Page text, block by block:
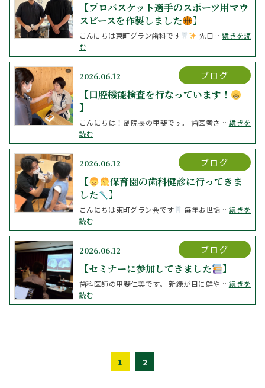
【プロバスケット選手のスポーツ用マウ
スピースを作製しました
】
こんにちは東町グラン歯科です ⁡先日 …続きを読
む
2026.06.12
【口腔機能検査を行なっています！
】
こんにちは！副院長の甲斐です。 歯医者さ …続きを
読む
ブログ
2026.06.12
【
保育園の歯科健診に行ってきま
した
】
こんにちは東町グラン会です 毎年お世話 …続きを
読む
ブログ
2026.06.12
【セミナーに参加してきました ️
歯科医師の甲斐仁美です。 新緑が目に鮮や …続きを
読む
ブログ
1 2